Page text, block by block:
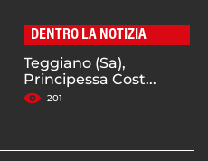
DENTRO LA NOTIZIA
Teggiano (Sa),
Principessa Cost...
201